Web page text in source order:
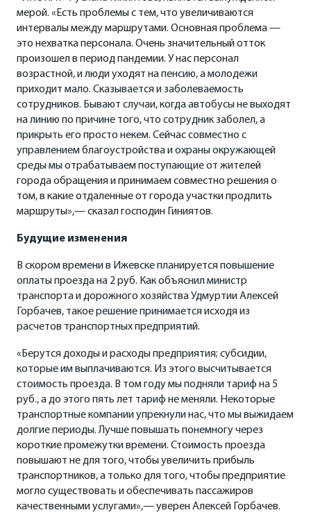
мерой. «Есть проблемы с тем, что увеличиваются
интервалы между маршрутами. Основная проблема —
это нехватка персонала. Очень значительный отток
произошел в период пандемии. У нас персонал
возрастной, и люди уходят на пенсию, а молодежи
приходит мало. Сказывается и заболеваемость
сотрудников. Бывают случаи, когда автобусы не выходят
на линию по причине того, что сотрудник заболел, а
прикрыть его просто некем. Сейчас совместно с
управлением благоустройства и охраны окружающей
среды мы отрабатываем поступающие от жителей
города обращения и принимаем совместно решения о
том, в какие отдаленные от города участки продлить
маршруты»,— сказал господин Гиниятов.
Будущие изменения
В скором времени в Ижевске планируется повышение
оплаты проезда на 2 руб. Как объяснил министр
транспорта и дорожного хозяйства Удмуртии Алексей
Горбачев, такое решение принимается исходя из
расчетов транспортных предприятий.
«Берутся доходы и расходы предприятия; субсидии,
которые им выплачиваются. Из этого высчитывается
стоимость проезда. В том году мы подняли тариф на 5
руб., а до этого пять лет тариф не меняли. Некоторые
транспортные компании упрекнули нас, что мы выжидаем
долгие периоды. Лучше повышать понемногу через
короткие промежутки времени. Стоимость проезда
повышают не для того, чтобы увеличить прибыль
транспортников, а только для того, чтобы предприятие
могло существовать и обеспечивать пассажиров
качественными услугами»,— уверен Алексей Горбачев.